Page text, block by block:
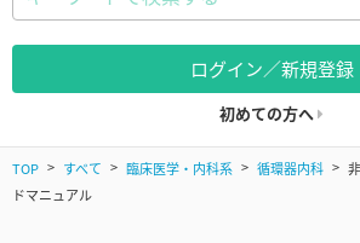
ログイン／新規登録
初めての方へ
TOP すべて 臨床医学・内科系 循環器内科
ドマニュアル